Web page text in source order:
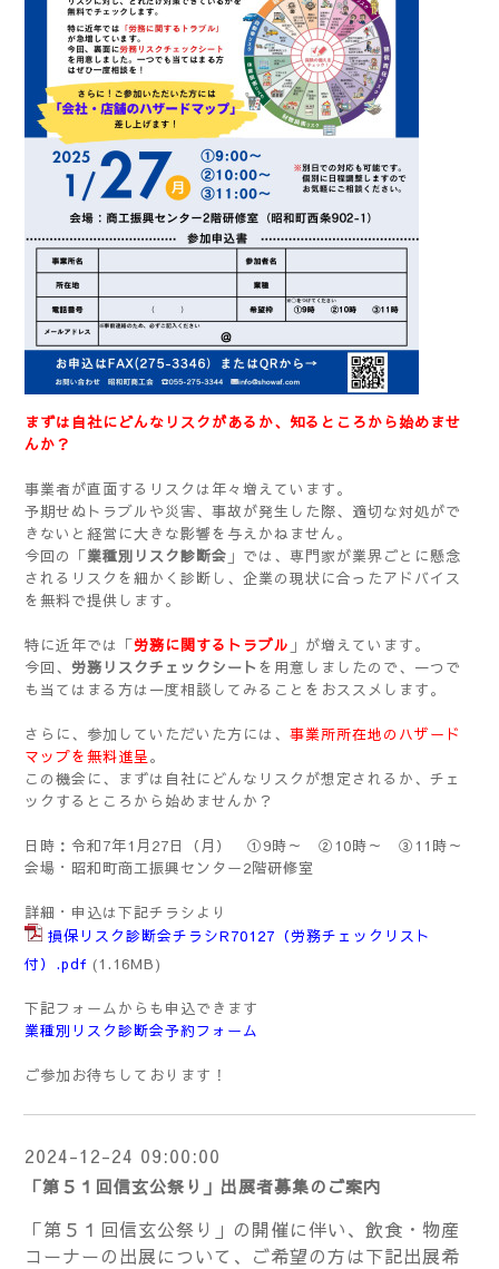
まずは自社にどんなリスクがあるか、知るところから始めませ
んか？
事業者が直面するリスクは年々増えています。
予期せぬトラブルや災害、事故が発生した際、適切な対処がで
きないと経営に大きな影響を与えかねません。
今回の「業種別リスク診断会 」では、専門家が業界ごとに懸念
されるリスクを細かく診断し、企業の現状に合ったアドバイス
を無料で提供します。
特に近年では「労務に関するトラブル 」が増えています。
今回、 労務リスクチェックシート を用意しましたので、一つで
も当てはまる方は一度相談してみることをおススメします。
さらに、参加していただいた方には、 事業所所在地のハザード
マップを無料進呈。
この機会に、まずは自社にどんなリスクが想定されるか、チェ
ックするところから始めませんか？
日時：令和7年1月27日（月） ①9時～ ②10時～ ③11時～
会場・昭和町商工振興センター2階研修室
詳細・申込は下記チラシより
損保リスク診断会チラシR70127（労務チェックリスト
付）.pdf (1.16MB)
下記フォームからも申込できます
業種別リスク診断会予約フォーム
ご参加お待ちしております！
2024-12-24 09:00:00
「第５１回信玄公祭り」出展者募集のご案内
「第５１回信玄公祭り」の開催に伴い、飲食・物産
コーナーの出展について、ご希望の方は下記出展希